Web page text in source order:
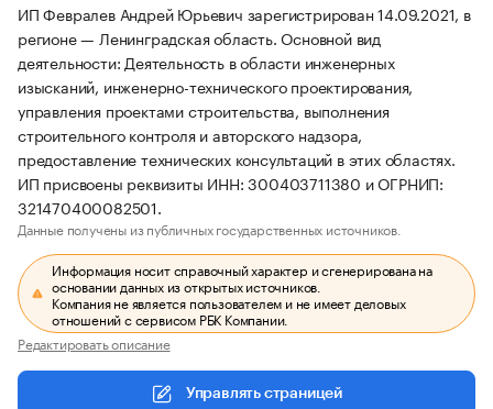
ИП Февралев Андрей Юрьевич зарегистрирован 14.09.2021, в
регионе — Ленинградская область. Основной вид
деятельности: Деятельность в области инженерных
изысканий, инженерно-технического проектирования,
управления проектами строительства, выполнения
строительного контроля и авторского надзора,
предоставление технических консультаций в этих областях.
ИП присвоены реквизиты ИНН: 300403711380 и ОГРНИП:
321470400082501.
Данные получены из публичных государственных источников.
Информация носит справочный характер и сгенерирована на
основании данных из открытых источников.
Компания не является пользователем и не имеет деловых
отношений с сервисом РБК Компании.
Редактировать описание
Управлять страницей